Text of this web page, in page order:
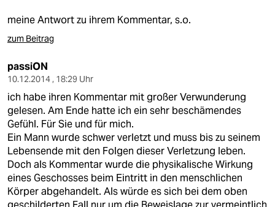
meine Antwort zu ihrem Kommentar, s.o.
zum Beitrag
passiON
10.12.2014 , 18:29 Uhr
ich habe ihren Kommentar mit großer Verwunderung
gelesen. Am Ende hatte ich ein sehr beschämendes
Gefühl. Für Sie und für mich.
Ein Mann wurde schwer verletzt und muss bis zu seinem
Lebensende mit den Folgen dieser Verletzung leben.
Doch als Kommentar wurde die physikalische Wirkung
eines Geschosses beim Eintritt in den menschlichen
Körper abgehandelt. Als würde es sich bei dem oben